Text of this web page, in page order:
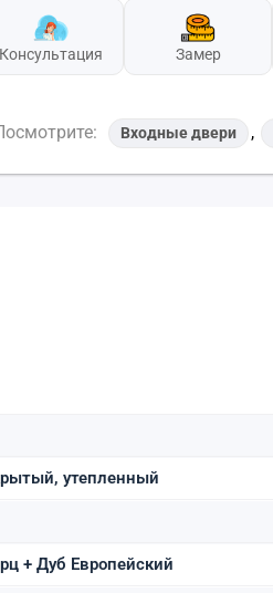
Консультация Замер
Входные двери ,
утепленный
+ Дуб Европейский